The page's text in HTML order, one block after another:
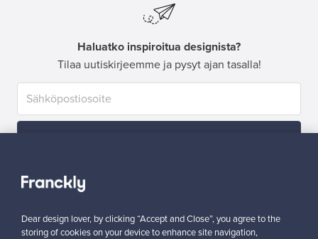
Haluatko inspiroitua designista?
Tilaa uutiskirjeemme ja pysyt ajan tasalla!
Dear design lover, by clicking “Accept and Close”, you agree to the
storing of cookies on your device to enhance site navigation,